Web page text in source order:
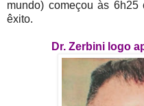
mundo) começou às 6h25
êxito.
Dr. Zerbini logo